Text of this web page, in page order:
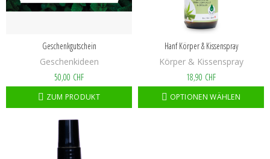
Geschenkgutschein
Geschenkideen
50,00 CHF
ZUM PRODUKT
Hanf Körper & Kissenspray
Körper & Kissenspray
18,90 CHF
OPTIONEN WÄHLEN